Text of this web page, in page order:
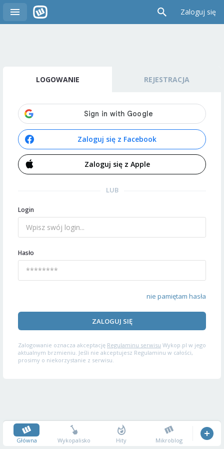
Zaloguj się
LOGOWANIE REJESTRACJA
Zaloguj się z Facebook
Zaloguj się z Apple
LUB
Login
Hasło
nie pamiętam hasła
ZALOGUJ SIĘ
Zalogowanie oznacza akceptację Regulaminu serwisu Wykop.pl w jego
aktualnym brzmieniu. Jeśli nie akceptujesz Regulaminu w całości,
prosimy o niekorzystanie z serwisu.
Główna Wykopalisko Hity Mikroblog